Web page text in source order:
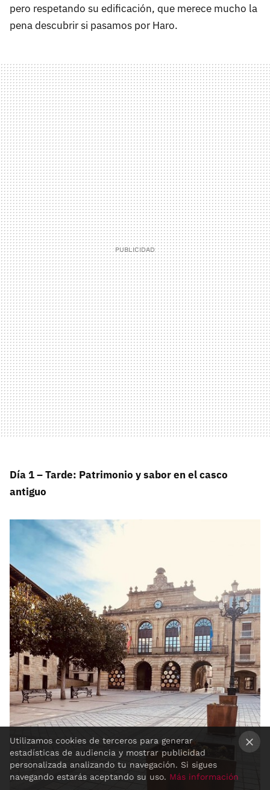
pero respetando su edificación, que merece mucho la
pena descubrir si pasamos por Haro.
Día 1 – Tarde: Patrimonio y sabor en el casco
antiguo
Utilizamos cookies de terceros para generar
estadísticas de audiencia y mostrar publicidad
personalizada analizando tu navegación. Si sigues
navegando estarás aceptando su uso. Más información